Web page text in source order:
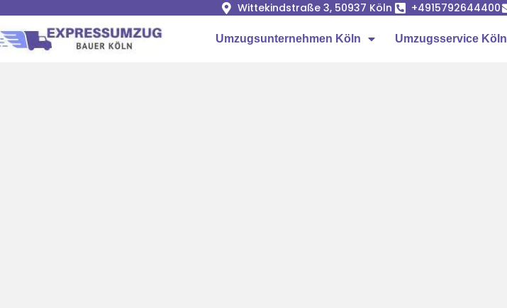
Wittekindstraße 3, 50937 Köln +4915792644400
Umzugsunternehmen Köln Umzugsservice Köln